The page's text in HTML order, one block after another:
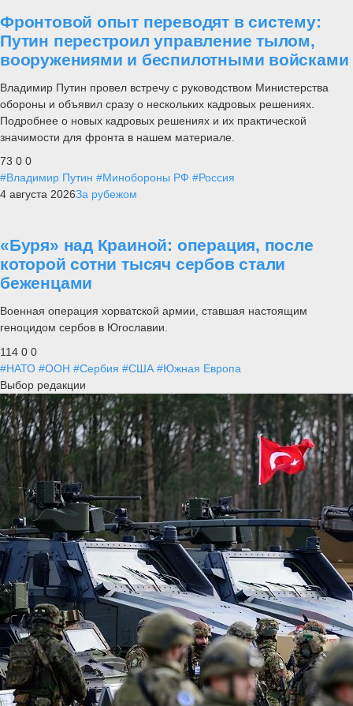
Фронтовой опыт переводят в систему:
Путин перестроил управление тылом,
вооружениями и беспилотными войсками
Владимир Путин провел встречу с руководством Министерства
обороны и объявил сразу о нескольких кадровых решениях.
Подробнее о новых кадровых решениях и их практической
значимости для фронта в нашем материале.
73 0 0
#Владимир Путин #Минобороны РФ #Россия
4 августа 2026За рубежом
«Буря» над Краиной: операция, после
которой сотни тысяч сербов стали
беженцами
Военная операция хорватской армии, ставшая настоящим
геноцидом сербов в Югославии.
114 0 0
#НАТО #ООН #Сербия #США #Южная Европа
Выбор редакции